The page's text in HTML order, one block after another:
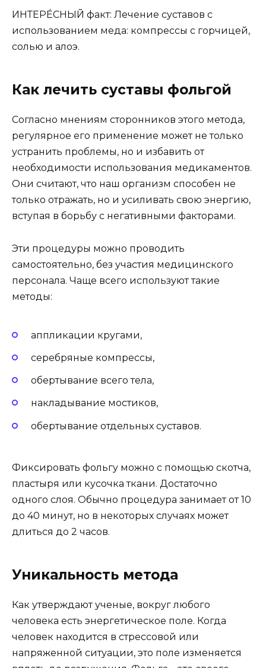
ИНТЕРЕ́СНЫЙ факт: Лечение суставов с
использованием меда: компрессы с горчицей,
солью и алоэ.
Как лечить суставы фольгой
Согласно мнениям сторонников этого метода,
регулярное его применение может не только
устранить проблемы, но и избавить от
необходимости использования медикаментов.
Они считают, что наш организм способен не
только отражать, но и усиливать свою энергию,
вступая в борьбу с негативными факторами.
Эти процедуры можно проводить
самостоятельно, без участия медицинского
персонала. Чаще всего используют такие
методы:
аппликации кругами,
серебряные компрессы,
обертывание всего тела,
накладывание мостиков,
обертывание отдельных суставов.
Фиксировать фольгу можно с помощью скотча,
пластыря или кусочка ткани. Достаточно
одного слоя. Обычно процедура занимает от 10
до 40 минут, но в некоторых случаях может
длиться до 2 часов.
Уникальность метода
Как утверждают ученые, вокруг любого
человека есть энергетическое поле. Когда
человек находится в стрессовой или
напряженной ситуации, это поле изменяется